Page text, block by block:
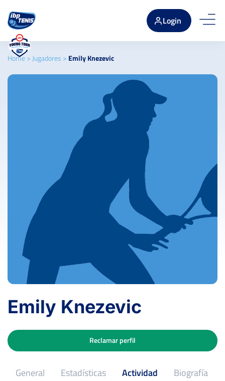
Login
Home> Jugadores > Emily Knezevic
Emily Knezevic
General Estadísticas Actividad Biografía
Reclamar perfil